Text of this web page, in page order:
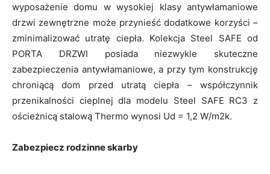
wyposażenie domu w wysokiej klasy antywłamaniowe
drzwi zewnętrzne może przynieść dodatkowe korzyści –
zminimalizować utratę ciepła. Kolekcja Steel SAFE od
PORTA DRZWI posiada niezwykle skuteczne
zabezpieczenia antywłamaniowe, a przy tym konstrukcję
chroniącą dom przed utratą ciepła – współczynnik
przenikalności cieplnej dla modelu Steel SAFE RC3 z
ościeżnicą stalową Thermo wynosi Ud = 1,2 W/m2k.
Zabezpiecz rodzinne skarby